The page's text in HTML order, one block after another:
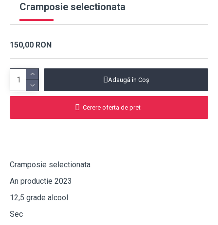
Cramposie selectionata
150,00 RON
Adaugă în Coş
Cerere oferta de pret
Cramposie selectionata
An productie 2023
12,5 grade alcool
Sec